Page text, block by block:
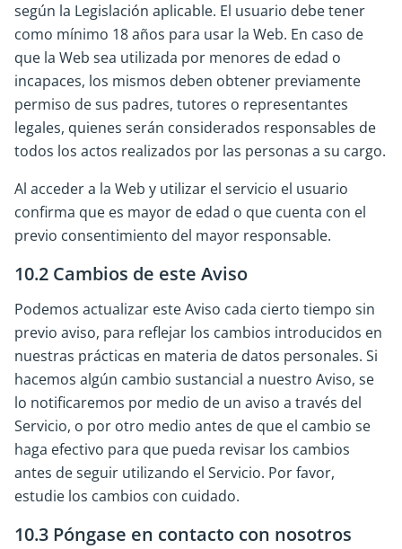
según la Legislación aplicable. El usuario debe tener
como mínimo 18 años para usar la Web. En caso de
que la Web sea utilizada por menores de edad o
incapaces, los mismos deben obtener previamente
permiso de sus padres, tutores o representantes
legales, quienes serán considerados responsables de
todos los actos realizados por las personas a su cargo.
Al acceder a la Web y utilizar el servicio el usuario
confirma que es mayor de edad o que cuenta con el
previo consentimiento del mayor responsable.
10.2 Cambios de este Aviso
Podemos actualizar este Aviso cada cierto tiempo sin
previo aviso, para reflejar los cambios introducidos en
nuestras prácticas en materia de datos personales. Si
hacemos algún cambio sustancial a nuestro Aviso, se
lo notificaremos por medio de un aviso a través del
Servicio, o por otro medio antes de que el cambio se
haga efectivo para que pueda revisar los cambios
antes de seguir utilizando el Servicio. Por favor,
estudie los cambios con cuidado.
10.3 Póngase en contacto con nosotros